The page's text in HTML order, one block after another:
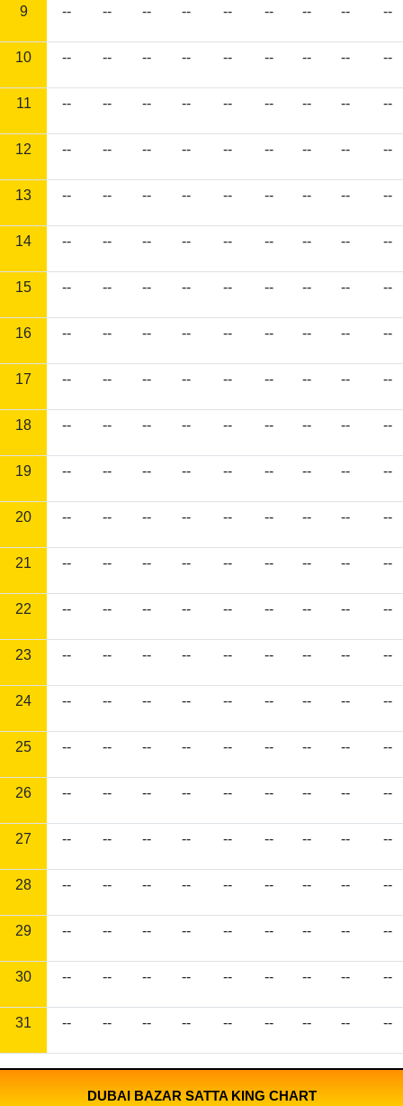
9 -- -- -- -- -- -- -- -- --
10 -- -- -- -- -- -- -- -- --
11 -- -- -- -- -- -- -- -- --
12 -- -- -- -- -- -- -- -- --
13 -- -- -- -- -- -- -- -- --
14 -- -- -- -- -- -- -- -- --
15 -- -- -- -- -- -- -- -- --
16 -- -- -- -- -- -- -- -- --
17 -- -- -- -- -- -- -- -- --
18 -- -- -- -- -- -- -- -- --
19 -- -- -- -- -- -- -- -- --
20 -- -- -- -- -- -- -- -- --
21 -- -- -- -- -- -- -- -- --
22 -- -- -- -- -- -- -- -- --
23 -- -- -- -- -- -- -- -- --
24 -- -- -- -- -- -- -- -- --
25 -- -- -- -- -- -- -- -- --
26 -- -- -- -- -- -- -- -- --
27 -- -- -- -- -- -- -- -- --
28 -- -- -- -- -- -- -- -- --
29 -- -- -- -- -- -- -- -- --
30 -- -- -- -- -- -- -- -- --
31 -- -- -- -- -- -- -- -- --
DUBAI BAZAR SATTA KING CHART